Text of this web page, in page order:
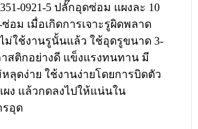
0921-5 ปลั๊กอุดซ่อม แผงละ 10
อม เมื่อเกิดการเจาะรูผิดพลาด
ม่ใช้งานรูนั้นแล้ว ใช้อุดรูขนาด 3-
สติกอย่างดี แข็งแรงทนทาน มี
ลุดง่าย ใช้งานง่ายโดยการบิดตัว
ง แล้วกดลงไปให้แน่นใน
รอุด